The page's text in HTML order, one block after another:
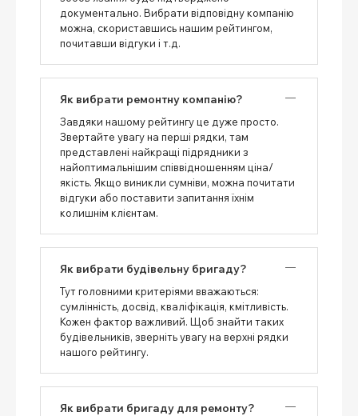
документально. Вибрати відповідну компанію
можна, скориставшись нашим рейтингом,
почитавши відгуки і т.д.
Як вибрати ремонтну компанію?
Завдяки нашому рейтингу це дуже просто.
Звертайте увагу на перші рядки, там
представлені найкращі підрядники з
найоптимальнішим співвідношенням ціна/
якість. Якщо виникли сумніви, можна почитати
відгуки або поставити запитання їхнім
колишнім клієнтам.
Як вибрати будівельну бригаду?
Тут головними критеріями вважаються:
сумлінність, досвід, кваліфікація, кмітливість.
Кожен фактор важливий. Щоб знайти таких
будівельників, зверніть увагу на верхні рядки
нашого рейтингу.
Як вибрати бригаду для ремонту?